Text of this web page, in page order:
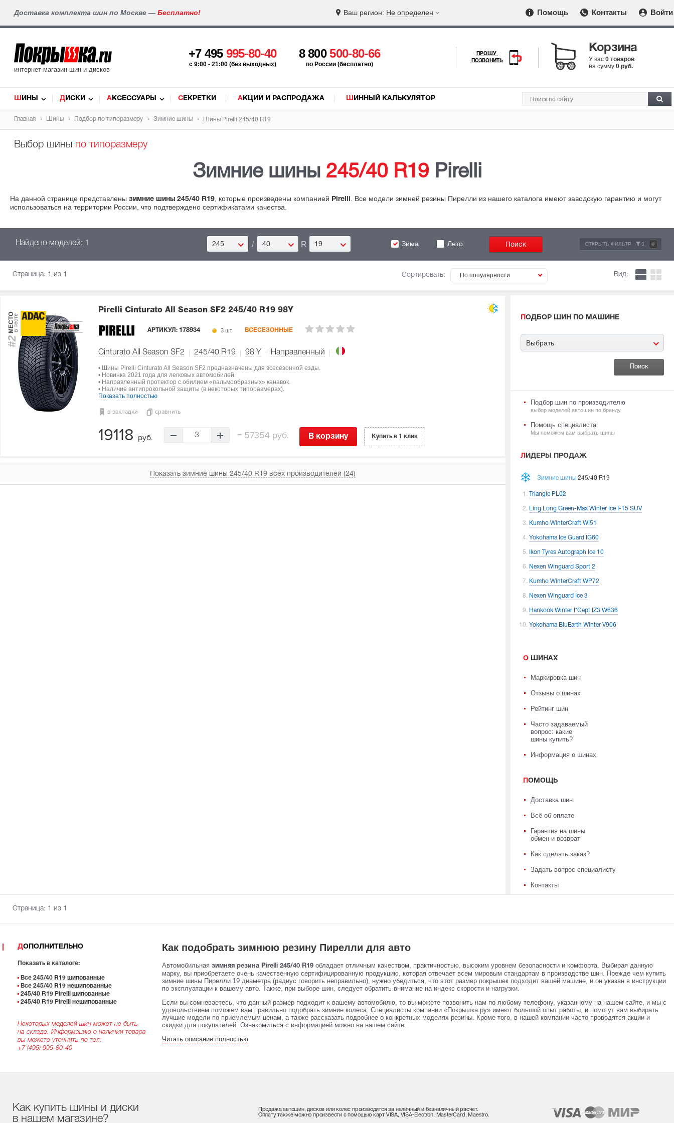
Доставка комплекта шин по Москве — Бесплатно! Ваш регион: Не определен Помощь Контакты Войти
интернет-магазин шин и дисков
+7 495 995-80-40
c 9:00 - 21:00 (без выходных)
8 800500-80-66
по России (бесплатно)
ПРОШУ
ПОЗВОНИТЬ
Корзина
У вас 0 товаров
на сумму 0 руб.
ШИНЫ ДИСКИ АКСЕССУАРЫ СЕКРЕТКИ АКЦИИ И РАСПРОДАЖА ШИННЫЙ КАЛЬКУЛЯТОР
Главная Шины Подбор по типоразмеру Зимние шины Шины Pirelli 245/40 R19
Выбор шины по типоразмеру
Зимние шины 245/40 R19Pirelli
На данной странице представлены зимние шины 245/40 R19 , которые произведены компанией Pirelli
. Все модели зимней резины Пирелли из нашего каталога имеют заводскую гарантию и могут
использоваться на территории России, что подтверждено сертификатами качества.
Найдено моделей: 1 245 / 40 R 19 Зима Лето ОТКРЫТЬ ФИЛЬТР 3 +
Страница: 1 из 1 Сортировать: По популярности Вид:
#2
МЕСТОв тесте
Pirelli Cinturato All Season SF2 245/40 R19 98Y
АРТИКУЛ: 178934 3 шт. ВСЕСЕЗОННЫЕ
Cinturato All Season SF2 245/40 R19 98 Y Направленный
• Шины Pirelli Cinturato All Season SF2 предназначены для всесезонной езды.
• Новинка 2021 года для легковых автомобилей.
• Направленный протектор с обилием «пальмообразных» канавок.
• Наличие антипрокольной защиты (в некоторых типоразмерах).
Показать полностью
в закладки сравнить
19118 руб. 3 = 57354 руб. В корзину Купить в 1 клик
Показать зимние шины 245/40 R19 всех производителей (24)
ПОДБОР ШИН ПО МАШИНЕ
Выбрать
Подбор шин по производителю
выбор моделей автошин по бренду
Помощь специалиста
Мы поможем вам выбрать шины
ЛИДЕРЫ ПРОДАЖ
Зимние шины 245/40 R19
Triangle PL02
Ling Long Green-Max Winter Ice I-15 SUV
Kumho WinterCraft WI51
Yokohama Ice Guard IG60
Ikon Tyres Autograph Ice 10
Nexen Winguard Sport 2
Kumho WinterCraft WP72
Nexen Winguard Ice 3
Hankook Winter I*Cept IZ3 W636
Yokohama BluEarth Winter V906
О ШИНАХ
Маркировка шин
Отзывы о шинах
Рейтинг шин
Часто задаваемый
вопрос: какие
шины купить?
Информация о шинах
ПОМОЩЬ
Доставка шин
Всё об оплате
Гарантия на шины
обмен и возврат
Как сделать заказ?
Задать вопрос специалисту
Контакты
Страница: 1 из 1
ДОПОЛНИТЕЛЬНО
Показать в каталоге:
Все 245/40 R19 шипованные
Все 245/40 R19 нешипованные
245/40 R19 Pirelli шипованные
245/40 R19 Pirelli нешипованные
Некоторых моделей шин может не быть
на складе. Информацию о наличии товара
вы можете уточнить по тел:
+7 (495) 995-80-40
Как подобрать зимнюю резину Пирелли для авто
Автомобильная зимняя резина Pirelli 245/40 R19 обладает отличным качеством, практичностью, высоким уровнем безопасности и комфорта. Выбирая данную
марку, вы приобретаете очень качественную сертифицированную продукцию, которая отвечает всем мировым стандартам в производстве шин. Прежде чем купить
зимние шины Пирелли 19 диаметра (радиус говорить неправильно), нужно убедиться, что этот размер покрышек подходит вашей машине, и он указан в инструкции
по эксплуатации к вашему авто. Также, при выборе шин, следует обратить внимание на индекс скорости и нагрузки.
Если вы сомневаетесь, что данный размер подходит к вашему автомобилю, то вы можете позвонить нам по любому телефону, указанному на нашем сайте, и мы с
удовольствием поможем вам правильно подобрать зимние колеса. Специалисты компании «Покрышка.ру» имеют большой опыт работы, и помогут вам выбирать
лучшие модели по приемлемым ценам, а также рассказать подробнее о конкретных моделях резины. Кроме того, в нашей компании часто проводятся акции и
скидки для покупателей. Ознакомиться с информацией можно на нашем сайте.
Читать описание полностью
Как купить шины и диски
в нашем магазине?
Продажа автошин, дисков или колес производится за наличный и безналичный расчет.
Оплату также можно произвести с помощью карт VISA, VISA-Electron, MasterCard, Maestro.